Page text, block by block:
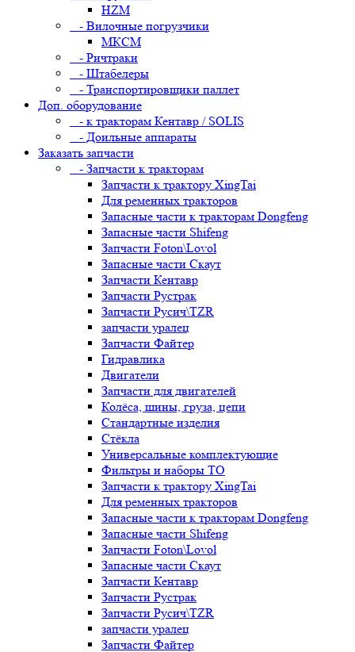
HZM
- Вилочные погрузчики
МКСМ
- Ричтраки
- Штабелеры
- Транспортировщики паллет
Доп. оборудование
- к тракторам Кентавр / SOLIS
- Доильные аппараты
Заказать запчасти
- Запчасти к тракторам
Запчасти к трактору XingTai
Для ременных тракторов
Запасные части к тракторам Dongfeng
Запасные части Shifeng
Запчасти Foton\Lovol
Запасные части Скаут
Запчасти Кентавр
Запчасти Рустрак
Запчасти Русич\TZR
запчасти уралец
Запчасти Файтер
Гидравлика
Двигатели
Запчасти для двигателей
Колёса, шины, груза, цепи
Стандартные изделия
Стёкла
Универсальные комплектующие
Фильтры и наборы ТО
Запчасти к трактору XingTai
Для ременных тракторов
Запасные части к тракторам Dongfeng
Запасные части Shifeng
Запчасти Foton\Lovol
Запасные части Скаут
Запчасти Кентавр
Запчасти Рустрак
Запчасти Русич\TZR
запчасти уралец
Запчасти Файтер